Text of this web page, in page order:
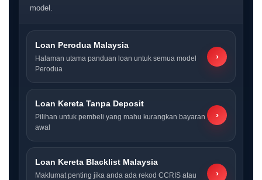
model.
Loan Perodua Malaysia
Halaman utama panduan loan untuk semua model
Perodua
›
Loan Kereta Tanpa Deposit
Pilihan untuk pembeli yang mahu kurangkan bayaran
awal
›
Loan Kereta Blacklist Malaysia
Maklumat penting jika anda ada rekod CCRIS atau
›